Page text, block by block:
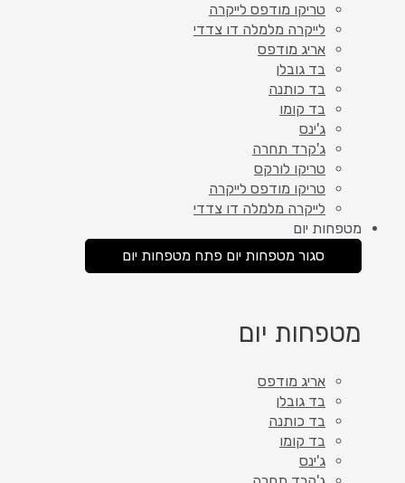
טריקו מודפס לייקרה
לייקרה מלמלה דו צדדי
אריג מודפס
בד גובלן
בד כותנה
בד קומו
ג'ינס
ג'קרד תחרה
טריקו לורקס
טריקו מודפס לייקרה
לייקרה מלמלה דו צדדי
מטפחות יום
סגור מטפחות יום פתח מטפחות יום
מטפחות יום
אריג מודפס
בד גובלן
בד כותנה
בד קומו
ג'ינס